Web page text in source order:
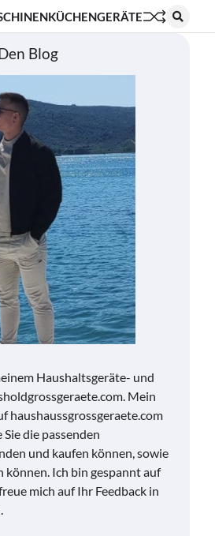
KÜCHENGERÄTE
Blog
Haushaltsgeräte- und
Mein
haushaussgrossgeraete.com
die passenden
und kaufen können, sowie
können. Ich bin gespannt auf
mich auf Ihr Feedback in